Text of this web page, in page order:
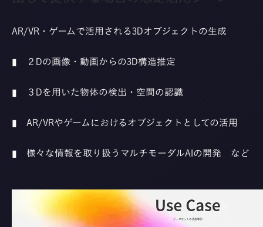
AR/VR・ゲームで活用される3Dオブジェクトの生成
▮ ２Dの画像・動画からの3D構造推定
▮ ３Dを用いた物体の検出・空間の認識
▮ AR/VRやゲームにおけるオブジェクトとしての活用
▮ 様々な情報を取り扱うマルチモーダルAIの開発 など